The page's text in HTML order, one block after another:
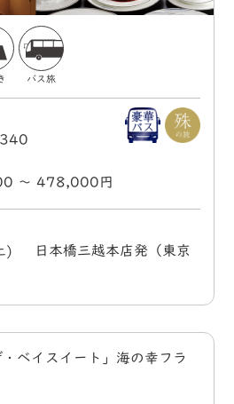
バス旅
〜 478,000円
) 日本橋三越本店発（東京
・ベイスイート」海の幸フラ